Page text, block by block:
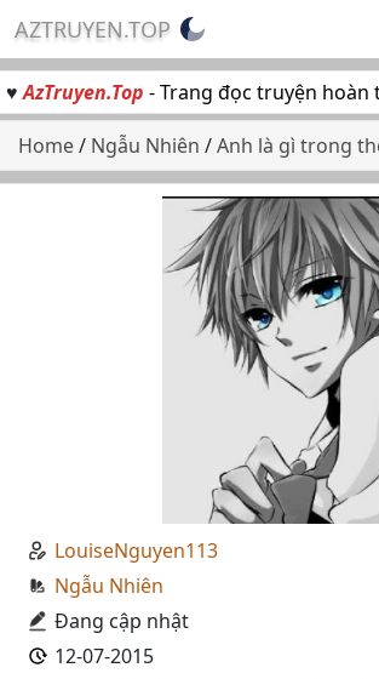
AZTRUYEN.TOP
♥AzTruyen.Top - Trang đọc truyện hoàn
Home/ Ngẫu Nhiên /Anh là gì trong
LouiseNguyen113
Ngẫu Nhiên
Đang cập nhật
12-07-2015